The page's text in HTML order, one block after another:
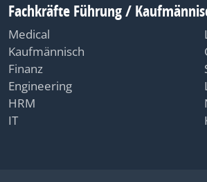
Fachkräfte Führung /
Medical
Kaufmännisch
Finanz
Engineering
HRM
IT